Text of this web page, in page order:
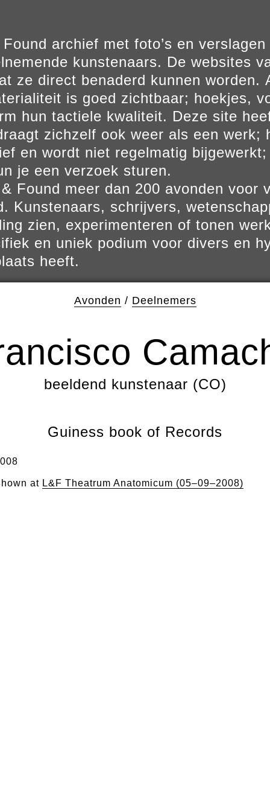
archief met foto’s en
kunstenaars. De websites
ze direct benaderd kunnen worden.
is goed zichtbaar; hoekjes,
hun tactiele kwaliteit. Deze site
zichzelf ook weer als een werk;
en wordt niet regelmatig
je een verzoek sturen.
Found meer dan 200 avonden voor
Kunstenaars, schrijvers,
zien, experimenteren of tonen
en uniek podium voor divers en
heeft.
Avonden / Deelnemers
beeldend kunstenaar (CO)
Guiness book of Records
at L&F Theatrum Anatomicum (05–09–2008)